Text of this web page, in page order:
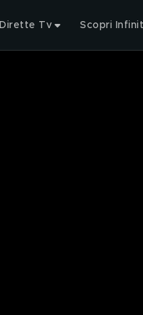
Dirette Tv Scopri